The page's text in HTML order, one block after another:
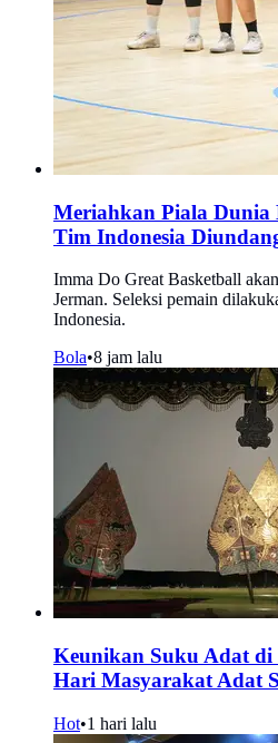
Meriahkan Piala Dunia
Tim Indonesia
Imma Do Great Basketball
Jerman. Seleksi pemain
Indonesia.
Bola•8 jam lalu
Keunikan Suku Adat di
Hari Masyarakat Adat
Hot•1 hari lalu